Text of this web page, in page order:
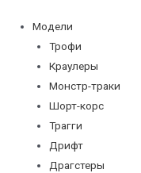
Модели
Трофи
Краулеры
Монстр-траки
Шорт-корс
Трагги
Дрифт
Драгстеры